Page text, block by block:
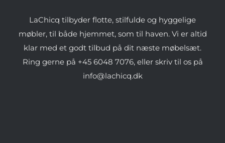
LaChicq tilbyder flotte, stilfulde og hyggelige
møbler, til både hjemmet, som til haven. Vi er altid
klar med et godt tilbud på dit næste møbelsæt.
Ring gerne på +45 6048 7076, eller skriv til os på
info@lachicq.dk